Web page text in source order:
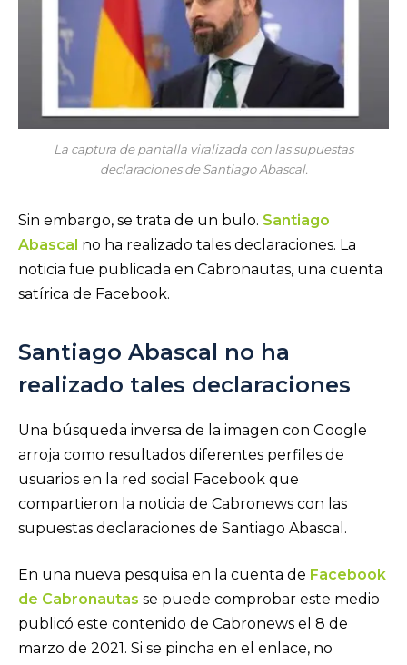
La captura de pantalla viralizada con las supuestas
declaraciones de Santiago Abascal.
Sin embargo, se trata de un bulo. Santiago
Abascal no ha realizado tales declaraciones. La
noticia fue publicada en Cabronautas, una cuenta
satírica de Facebook.
Santiago Abascal no ha
realizado tales declaraciones
Una búsqueda inversa de la imagen con Google
arroja como resultados diferentes perfiles de
usuarios en la red social Facebook que
compartieron la noticia de Cabronews con las
supuestas declaraciones de Santiago Abascal.
En una nueva pesquisa en la cuenta de Facebook
de Cabronautas se puede comprobar este medio
publicó este contenido de Cabronews el 8 de
marzo de 2021. Si se pincha en el enlace, no